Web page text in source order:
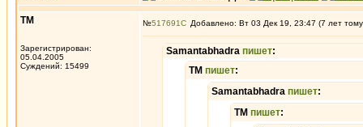
ТМ
Зарегистрирован:
05.04.2005
Суждений: 15499
№517691 Добавлено: Вт 03 Дек 19, 23:47 (7 лет
Samantabhadra пишет:
ТМ пишет:
Samantabhadra пишет:
ТМ пишет: